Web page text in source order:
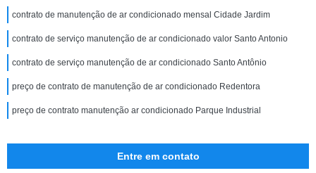
contrato de manutenção de ar condicionado mensal Cidade Jardim
contrato de serviço manutenção de ar condicionado valor Santo Antonio
contrato de serviço manutenção de ar condicionado Santo Antônio
preço de contrato de manutenção de ar condicionado Redentora
preço de contrato manutenção ar condicionado Parque Industrial
Entre em contato